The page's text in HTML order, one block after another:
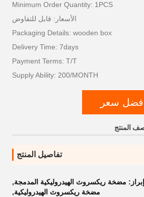
Minimum Order Quantity: 1PCS
الأسعار: قابل للتفاوض
Packaging Details: wooden box
Delivery Time: 7days
Payment Terms: T/T
Supply Ability: 200/MONTH
سعر
المنتج
تفاصيل المنتج
إبراز: مضخة ريكسروث الهيدروليكية المدمجة,
مضخة ريكسروث الهيدروليكية,